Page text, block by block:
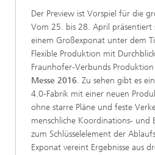
Der Preview ist Vorspiel für die
Vom 25. bis 28. April präsentiert
einem Großexponat unter dem
Flexible Produktion mit
Fraunhofer-Verbunds
Messe 2016. Zu sehen gibt es
4.0-Fabrik mit einer neuen
ohne starre Pläne und feste
menschliche Koordinations- und
zum Schlüsselelement der
Exponat vereint Ergebnisse aus